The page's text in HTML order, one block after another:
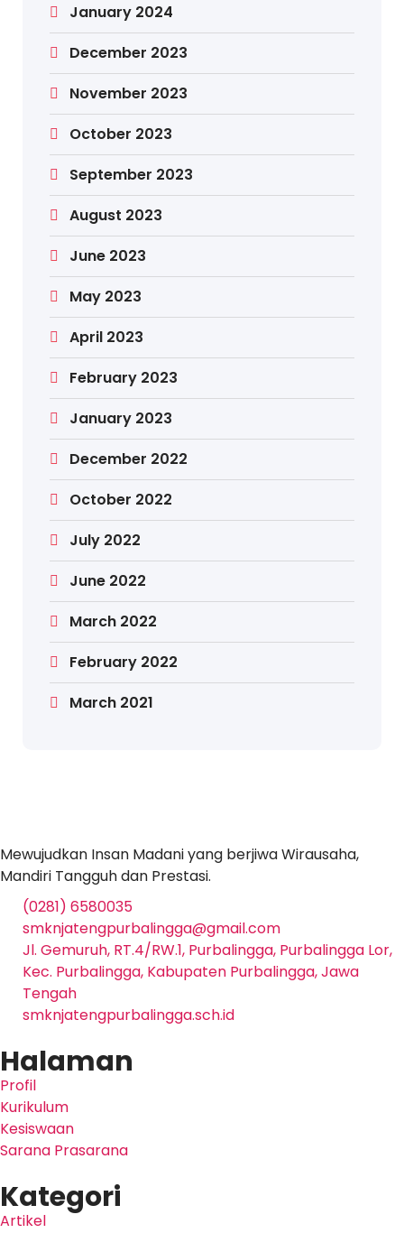
January 2024
December 2023
November 2023
October 2023
September 2023
August 2023
June 2023
May 2023
April 2023
February 2023
January 2023
December 2022
October 2022
July 2022
June 2022
March 2022
February 2022
March 2021
Mewujudkan Insan Madani yang berjiwa Wirausaha,
Mandiri Tangguh dan Prestasi.
(0281) 6580035
smknjatengpurbalingga@gmail.com
Jl. Gemuruh, RT.4/RW.1, Purbalingga, Purbalingga Lor,
Kec. Purbalingga, Kabupaten Purbalingga, Jawa
Tengah
smknjatengpurbalingga.sch.id
Halaman
Profil
Kurikulum
Kesiswaan
Sarana Prasarana
Kategori
Artikel